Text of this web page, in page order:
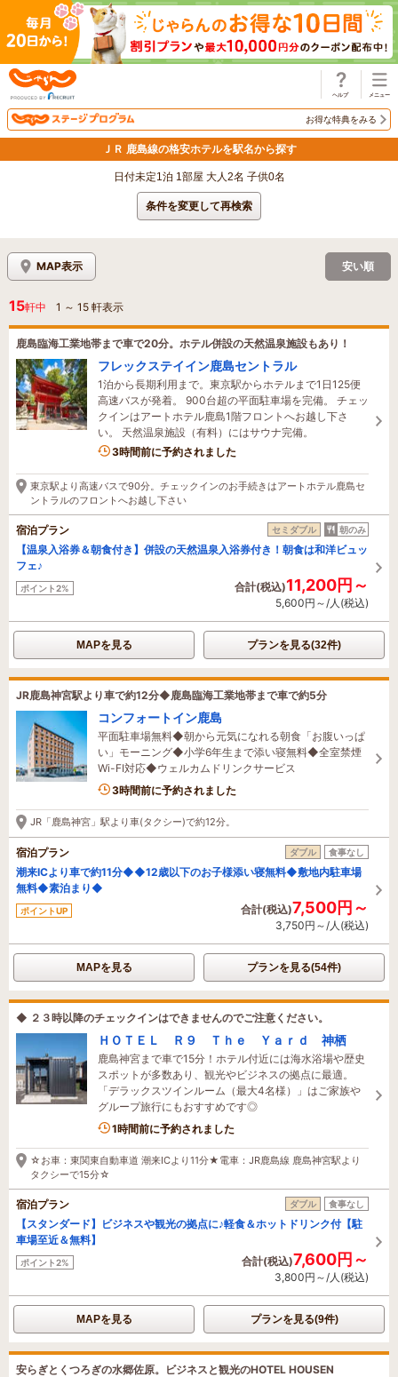
お得な特典をみる
ＪＲ 鹿島線の格安ホテルを駅名から探す
日付未定1泊 1部屋 大人2名 子供0名
条件を変更して再検索
MAP表示 安い順
15軒中 1 ～ 15 軒表示
鹿島臨海工業地帯まで車で20分。ホテル併設の天然温泉施設もあり！
フレックステイイン鹿島セントラル
1泊から長期利用まで。東京駅からホテルまで1日125便
高速バスが発着。 900台超の平面駐車場を完備。 チェッ
クインはアートホテル鹿島1階フロントへお越し下さ
い。 天然温泉施設（有料）にはサウナ完備。
3時間前に予約されました
東京駅より高速バスで90分。チェックインのお手続きはアートホテル鹿島セ
ントラルのフロントへお越し下さい
宿泊プラン セミダブル 朝のみ
【温泉入浴券＆朝食付き】併設の天然温泉入浴券付き！朝食は和洋ビュッ
フェ♪
ポイント2% 合計(税込)11,200円～
5,600円～/人(税込)
MAPを見る プランを見る(32件)
JR鹿島神宮駅より車で約12分◆鹿島臨海工業地帯まで車で約5分
コンフォートイン鹿島
平面駐車場無料◆朝から元気になれる朝食「お腹いっぱ
い」モーニング◆小学6年生まで添い寝無料◆全室禁煙
Wi-FI対応◆ウェルカムドリンクサービス
1名がこの宿を見ています
3時間前に予約されました
JR「鹿島神宮」駅より車(タクシー)で約12分。
宿泊プラン ダブル 食事なし
潮来ICより車で約11分◆◆12歳以下のお子様添い寝無料◆敷地内駐車場
無料◆素泊まり◆
ポイントUP 合計(税込)7,500円～
3,750円～/人(税込)
MAPを見る プランを見る(54件)
◆ ２３時以降のチェックインはできませんのでご注意ください。
ＨＯＴＥＬ Ｒ９ Ｔｈｅ Ｙａｒｄ 神栖
鹿島神宮まで車で15分！ホテル付近には海水浴場や歴史
スポットが多数あり、観光やビジネスの拠点に最適。
「デラックスツインルーム（最大4名様）」はご家族や
グループ旅行にもおすすめです◎
1名がこの宿を見ています
1時間前に予約されました
☆お車：東関東自動車道 潮来ICより11分★電車：JR鹿島線 鹿島神宮駅より
タクシーで15分☆
宿泊プラン ダブル 食事なし
【スタンダード】ビジネスや観光の拠点に♪軽食＆ホットドリンク付【駐
車場至近＆無料】
ポイント2% 合計(税込)7,600円～
3,800円～/人(税込)
MAPを見る プランを見る(9件)
安らぎとくつろぎの水郷佐原。ビジネスと観光のHOTEL HOUSEN